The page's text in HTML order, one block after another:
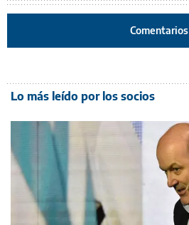
Comentarios
Lo más leído por los socios